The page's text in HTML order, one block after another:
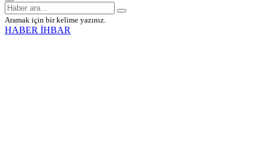
Aramak için bir kelime yazınız.
HABER İHBAR